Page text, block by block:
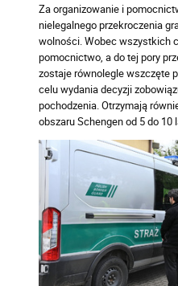
Za organizowanie i
nielegalnego przekroczenia
wolności. Wobec wszystkich
pomocnictwo, a do tej pory
zostaje równolegle wszczęte
celu wydania decyzji
pochodzenia. Otrzymają
obszaru Schengen od 5 do 10